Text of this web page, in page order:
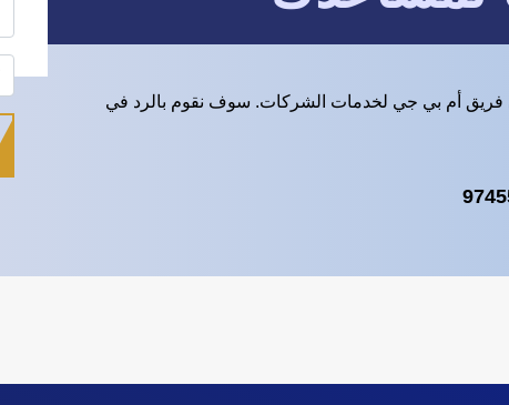
فريق أم بي جي لخدمات الشركات. سوف نقوم بالرد في